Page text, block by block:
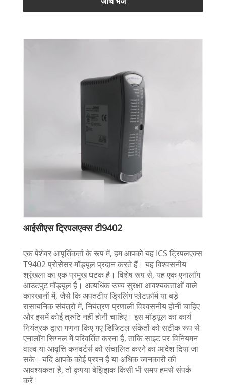
आईसीएस ट्रिपलएक्स टी9402
एक पेशेवर आपूर्तिकर्ता के रूप में, हम आपको यह ICS ट्रिपलएक्स
T9402 प्रोसेसर मॉड्यूल प्रदान करते हैं। यह विश्वसनीय
श्रृंखला का एक प्रमुख घटक है। विशेष रूप से, यह एक एनालॉग
आउटपुट मॉड्यूल है। अत्यधिक उच्च सुरक्षा आवश्यकताओं वाले
कारखानों में, जैसे कि अपतटीय ड्रिलिंग प्लेटफ़ॉर्म या बड़े
रासायनिक संयंत्रों में, नियंत्रण प्रणाली विश्वसनीय होनी चाहिए
और इसमें कोई त्रुटि नहीं होनी चाहिए। इस मॉड्यूल का कार्य
नियंत्रक द्वारा गणना किए गए डिजिटल संकेतों को सटीक रूप से
एनालॉग सिग्नल में परिवर्तित करना है, ताकि साइट पर विनियमन
वाल्व या आवृत्ति कनवर्टर्स को संचालित करने का आदेश दिया जा
सके। यदि आपके कोई प्रश्न हैं या अधिक जानकारी की
आवश्यकता है, तो कृपया बेझिझक किसी भी समय हमसे संपर्क
करें।